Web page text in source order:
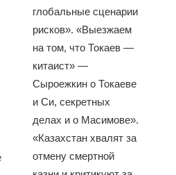
глобальные сценарии
рисков». «Выезжаем
на том, что Токаев —
китаист» —
Сыроежкин о Токаеве
и Си, секретных
делах и о Масимове».
«Казахстан хвалят за
отмену смертной